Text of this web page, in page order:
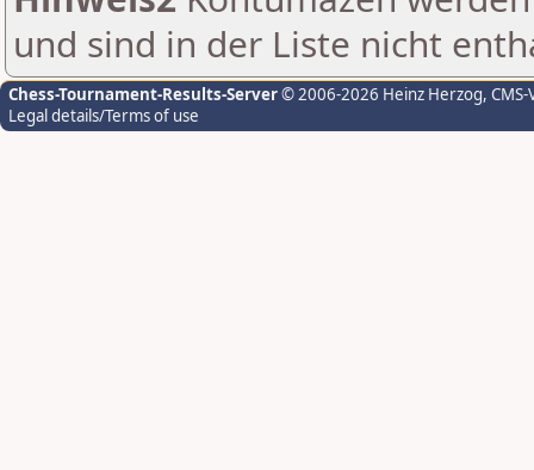
und sind in der Liste nicht
Chess-Tournament-Results-Server© 2006-2026 Heinz Herzog,
Legal details/Terms of use